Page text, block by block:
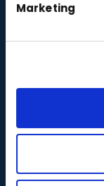
Marketing
Intercom